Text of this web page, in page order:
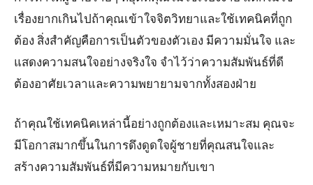
เรื่องยากเกินไปถ้าคุณเข้าใจจิตวิทยาและใช้เทคนิคที่ถูก
ต้อง สิ่งสำคัญคือการเป็นตัวของตัวเอง มีความมั่นใจ และ
แสดงความสนใจอย่างจริงใจ จำไว้ว่าความสัมพันธ์ที่ดี
ต้องอาศัยเวลาและความพยายามจากทั้งสองฝ่าย
ถ้าคุณใช้เทคนิคเหล่านี้อย่างถูกต้องและเหมาะสม คุณจะ
มีโอกาสมากขึ้นในการดึงดูดใจผู้ชายที่คุณสนใจและ
สร้างความสัมพันธ์ที่มีความหมายกับเขา